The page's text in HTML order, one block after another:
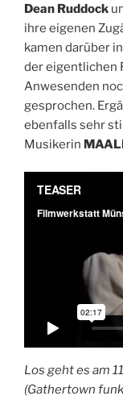
Dean Ruddock
ihre eigenen
kamen darüber
der eigentlichen
Anwesenden
gesprochen.
ebenfalls sehr
Musikerin
Los geht es am
(Gathertown